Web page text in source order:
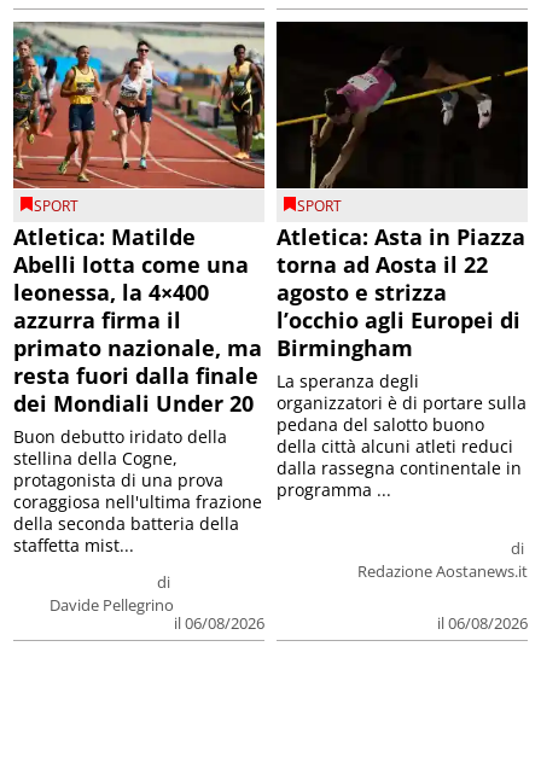
SPORT
Atletica: Matilde
Abelli lotta come una
leonessa, la 4×400
azzurra firma il
primato nazionale, ma
resta fuori dalla finale
dei Mondiali Under 20
di
Davide Pellegrino
il 06/08/2026
Buon debutto iridato della
stellina della Cogne,
protagonista di una prova
coraggiosa nell'ultima frazione
della seconda batteria della
staffetta mist...
SPORT
Atletica: Asta in Piazza
torna ad Aosta il 22
agosto e strizza
l’occhio agli Europei di
Birmingham
di
Redazione Aostanews.it
il 06/08/2026
La speranza degli
organizzatori è di portare sulla
pedana del salotto buono
della città alcuni atleti reduci
dalla rassegna continentale in
programma ...